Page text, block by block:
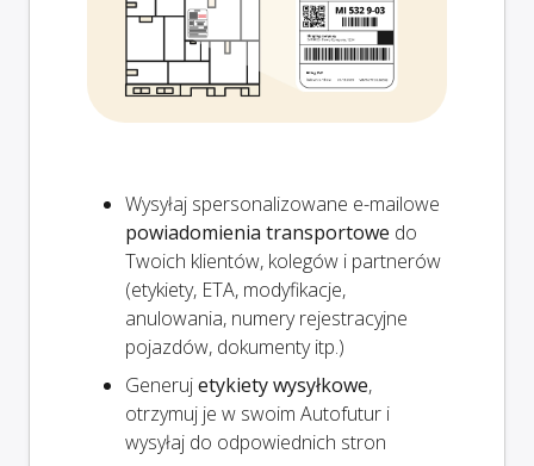
Wysyłaj spersonalizowane e-mailowe
powiadomienia transportowe do
Twoich klientów, kolegów i partnerów
(etykiety, ETA, modyfikacje,
anulowania, numery rejestracyjne
pojazdów, dokumenty itp.)
Generujetykiety wysyłkowe,
otrzymuj je w swoim Autofutur i
wysyłaj do odpowiednich stron